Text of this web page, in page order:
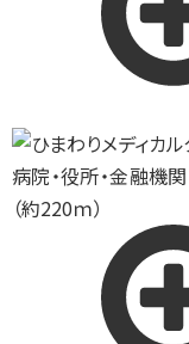
病院・役所・金融機関
（約220ｍ）